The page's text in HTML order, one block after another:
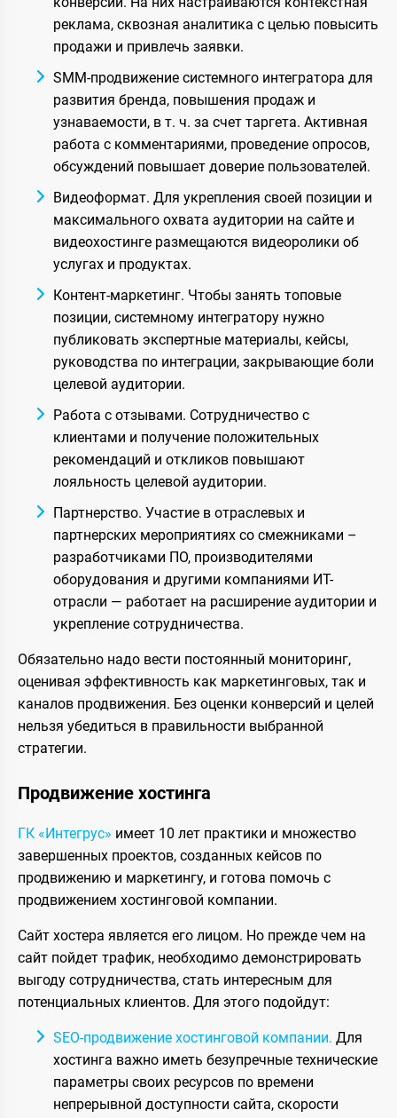
реклама, сквозная аналитика с целью повысить
продажи и привлечь заявки.
SMM-продвижение системного интегратора для
развития бренда, повышения продаж и
узнаваемости, в т. ч. за счет таргета. Активная
работа с комментариями, проведение опросов,
обсуждений повышает доверие пользователей.
Видеоформат. Для укрепления своей позиции и
максимального охвата аудитории на сайте и
видеохостинге размещаются видеоролики об
услугах и продуктах.
Контент-маркетинг. Чтобы занять топовые
позиции, системному интегратору нужно
публиковать экспертные материалы, кейсы,
руководства по интеграции, закрывающие боли
целевой аудитории.
Работа с отзывами. Сотрудничество с
клиентами и получение положительных
рекомендаций и откликов повышают
лояльность целевой аудитории.
Партнерство. Участие в отраслевых и
партнерских мероприятиях со смежниками –
разработчиками ПО, производителями
оборудования и другими компаниями ИТ-
отрасли — работает на расширение аудитории и
укрепление сотрудничества.
Обязательно надо вести постоянный мониторинг,
оценивая эффективность как маркетинговых, так и
каналов продвижения. Без оценки конверсий и целей
нельзя убедиться в правильности выбранной
стратегии.
Продвижение хостинга
ГК «Интегрус» имеет 10 лет практики и множество
завершенных проектов, созданных кейсов по
продвижению и маркетингу, и готова помочь с
продвижением хостинговой компании.
Сайт хостера является его лицом. Но прежде чем на
сайт пойдет трафик, необходимо демонстрировать
выгоду сотрудничества, стать интересным для
потенциальных клиентов. Для этого подойдут:
SEO-продвижение хостинговой компании. Для
хостинга важно иметь безупречные технические
параметры своих ресурсов по времени
непрерывной доступности сайта, скорости